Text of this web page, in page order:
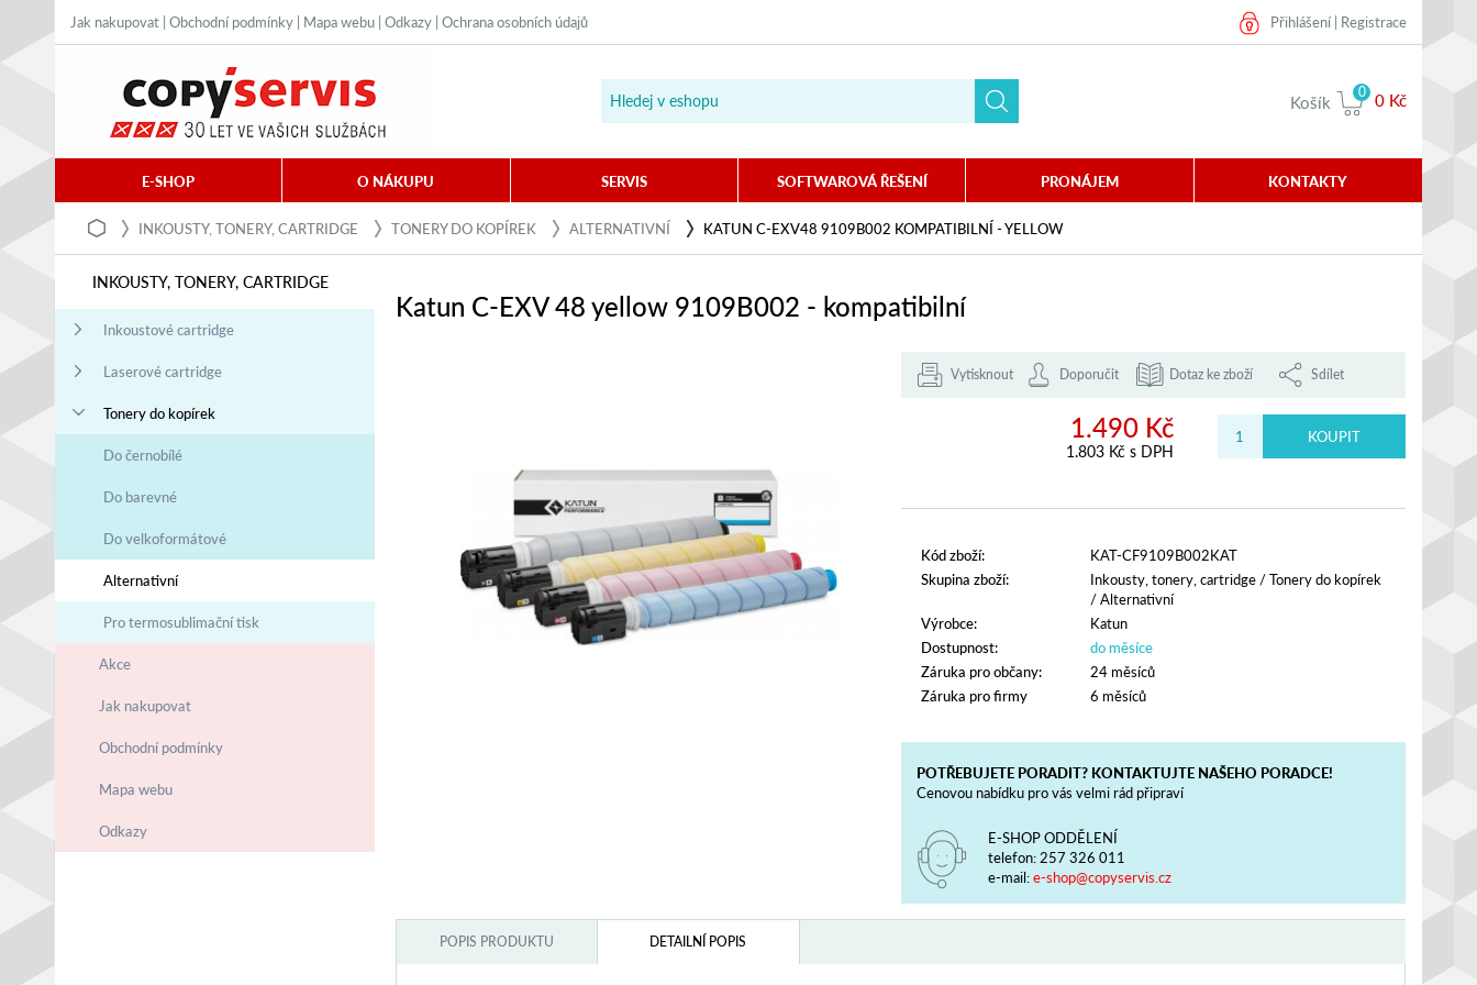
Jak nakupovat Obchodní podmínky Mapa webu Odkazy Ochrana osobních údajů Přihlášení Registrace
Košík
0 0 Kč
E-SHOP O NÁKUPU SERVIS SOFTWAROVÁ ŘEŠENÍ PRONÁJEM KONTAKTY
INKOUSTY, TONERY, CARTRIDGE TONERY DO KOPÍREK ALTERNATIVNÍ KATUN C-EXV48 9109B002 KOMPATIBILNÍ - YELLOW
INKOUSTY, TONERY, CARTRIDGE
Inkoustové cartridge
Laserové cartridge
Tonery do kopírek
Do černobílé
Do barevné
Do velkoformátové
Alternativní
Pro termosublimační tisk
Akce
Jak nakupovat
Obchodní podmínky
Mapa webu
Odkazy
Katun C-EXV 48 yellow 9109B002 - kompatibilní
Vytisknout Doporučit Dotaz ke zboží Sdílet
1.490 Kč
1.803 Kč s DPH
Kód zboží:
KAT-CF9109B002KAT
Skupina zboží:
Inkousty, tonery, cartridge/Tonery do kopírek
/Alternativní
Výrobce:
Katun
Dostupnost:
do měsíce
Záruka pro občany:
24 měsíců
Záruka pro firmy
6 měsíců
POTŘEBUJETE PORADIT? KONTAKTUJTE NAŠEHO PORADCE!
Cenovou nabídku pro vás velmi rád připraví
E-SHOP ODDĚLENÍ
telefon: 257 326 011
e-mail:e-shop@copyservis.cz
POPIS PRODUKTU DETAILNÍ POPIS